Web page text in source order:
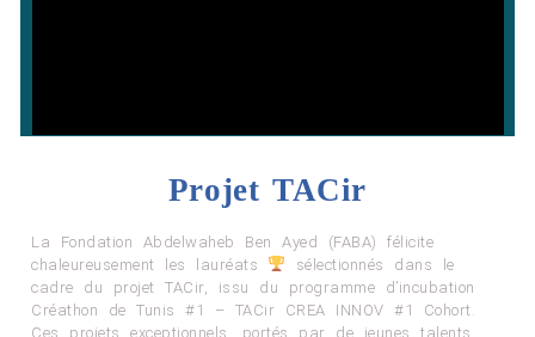
Projet TACir
La Fondation Abdelwaheb Ben Ayed (FABA) félicite
chaleureusement les lauréats
sélectionnés dans le
cadre du projet TACir, issu du programme d’incubation
Créathon de Tunis #1 – TACir CREA INNOV #1 Cohort.
Ces projets exceptionnels, portés par de jeunes talents